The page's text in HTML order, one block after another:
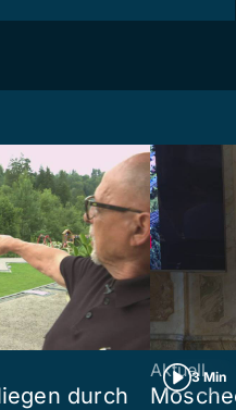
durch
3 Min
Aktuell